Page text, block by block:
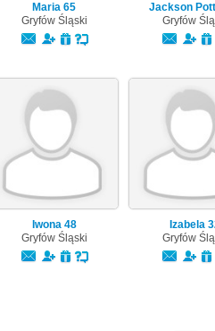
Maria 65
Gryfów Śląski
Jackson
Gryfów
Iwona 48
Gryfów Śląski
Izabela
Gryfów